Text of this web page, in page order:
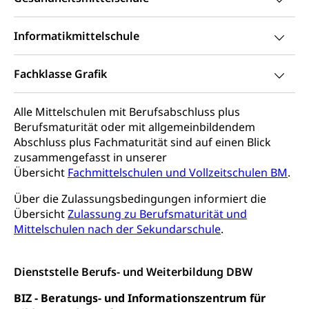
Informatikmittelschule
Fachklasse Grafik
Alle Mittelschulen mit Berufsabschluss plus
Berufsmaturität oder mit allgemeinbildendem
Abschluss plus Fachmaturität sind auf einen Blick
zusammengefasst in unserer
Übersicht Fachmittelschulen und Vollzeitschulen BM.
Über die Zulassungsbedingungen informiert die
ÜbersichtZulassung zu Berufsmaturität und
Mittelschulen nach der Sekundarschule.
Dienststelle Berufs- und Weiterbildung DBW
BIZ - Beratungs- und Informationszentrum für
Informationsstelle AHV/IV
Ergänzungsleistungen (EL) (WAS Luzern)
AHV-Altersrente (WAS Luzern)
IV-Leistungen (WAS Luzern)
geistige Behinderung, psychische Behinderung,
Erwerbsunfähigkeit, Behinderte
Inklusion im Sport
Menschen mit Behinderungen
Kultur und Medien
Archive und Bibliotheken
Bücher, Bundesarchiv, Landesbibliothek
Staatsarchiv Luzern
Zentral- und Hochschulbibliothek
Kulturelle Einrichtungen
Museen, Theater, Bibliotheken
Kunst & Kultur (Luzern Tourismus)
Kulturpolitik, Sprachförderung, Denkmalpflege,
Nachwuchsförderung, Vermittlung, Selektive